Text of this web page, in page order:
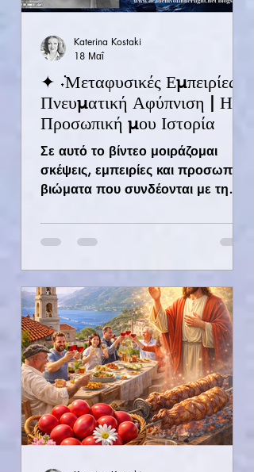
«ό,τι τους κατέβει στο κεφάλι».
✦ ݁˖Μεταφυσικές Εμπειρίες &
Πνευματική Αφύπνιση | Η
Προσωπική μου Ιστορία
Σε αυτό το βίντεο μοιράζομαι
σκέψεις, εμπειρίες και προσωπικά
βιώματα που συνδέονται με τη
τις εσωτερικές αφυπνίσεις και την
πορεία της συνείδησης μέσα στον
Katerina Kostaki
18 Μαΐ